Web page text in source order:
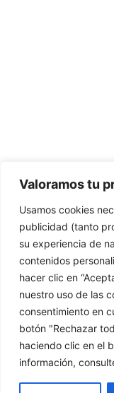
Valoramos tu
Usamos cookies
publicidad (tanto
su experiencia de
contenidos
hacer clic en
nuestro uso de las
consentimiento en
botón "Rechazar
haciendo clic en el
información,
· Política de Privacidad
· Política de Cookies
· Política de Envíos y